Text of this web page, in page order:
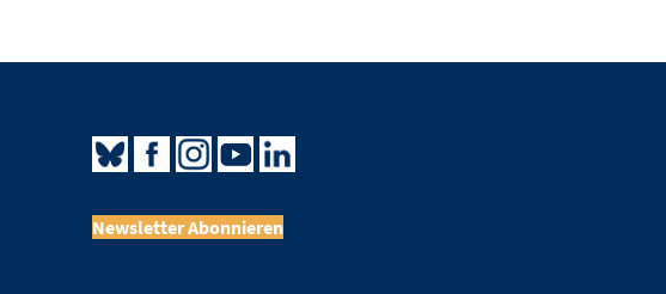
Newsletter Abonnieren